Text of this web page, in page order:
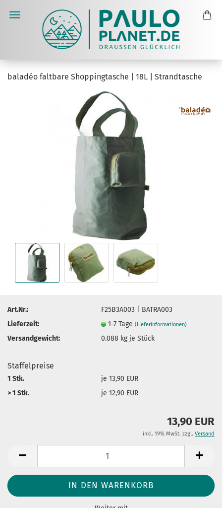
baladéo faltbare Shoppingtasche | 18L | Strandtasche
Art.Nr.:
F25B3A003 | BATRA003
Lieferzeit:
1-7 Tage(Lieferinformationen)
Versandgewicht: 0.088 kg je Stück
Staffelpreise
1 Stk.
je 13,90 EUR
> 1 Stk.
je 12,90 EUR
13,90 EUR
inkl. 19% MwSt. zzgl. Versand